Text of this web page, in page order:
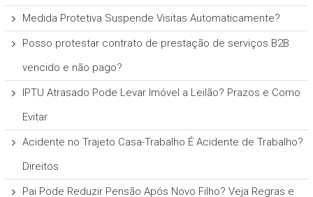
Medida Protetiva Suspende Visitas Automaticamente?
Posso protestar contrato de prestação de serviços B2B
vencido e não pago?
IPTU Atrasado Pode Levar Imóvel a Leilão? Prazos e Como
Evitar
Acidente no Trajeto Casa-Trabalho É Acidente de Trabalho?
Direitos
Pai Pode Reduzir Pensão Após Novo Filho? Veja Regras e